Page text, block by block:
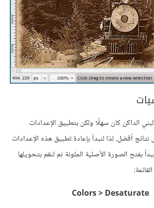
الداكن كان سهلًا ولكن بتطبيق الإعدادات
أفضل. لذا لنبدأ بإعادة تطبيق هذه الإعدادات
بفتح الصورة الأصلية الملونة ثم لنقم بتحويلها
Colors > Desaturate